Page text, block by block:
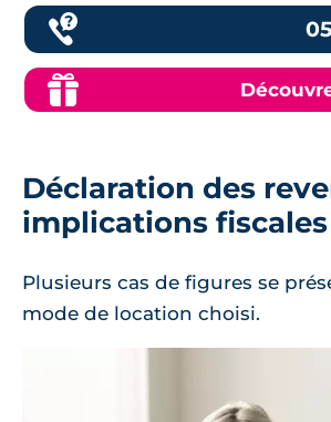
Déclaration des
implications fiscales
Plusieurs cas de figures se
mode de location choisi.